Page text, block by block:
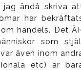
ändå skriva
har
handels. Det
som
även inom
etc) är